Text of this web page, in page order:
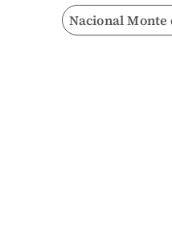
Nacional Monte